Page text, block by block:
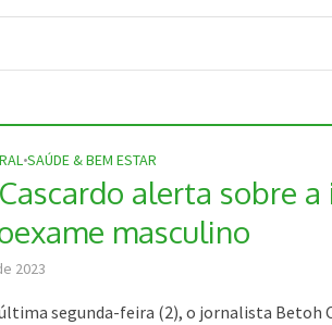
•SAÚDE & BEM ESTAR
alerta sobre
masculino
2023
segunda-feira (2), o jornalista Betoh